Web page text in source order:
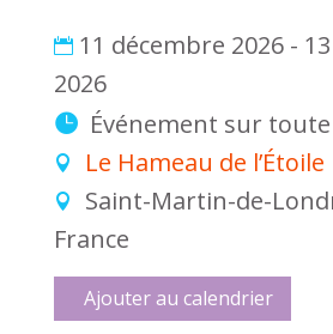
11 décembre 2026 -
2026
Événement sur
Le Hameau de l’Étoile
Saint-Martin-de-
France
Ajouter au calendrier